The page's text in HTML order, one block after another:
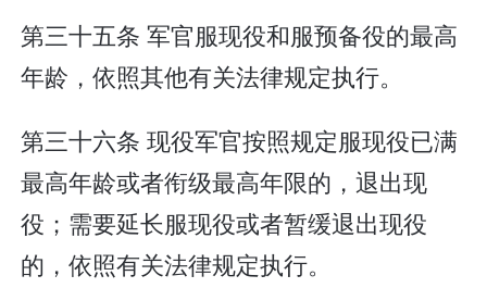
第三十五条 军官服现役和服预备役的最高
年龄，依照其他有关法律规定执行。
第三十六条 现役军官按照规定服现役已满
最高年龄或者衔级最高年限的，退出现
役；需要延长服现役或者暂缓退出现役
的，依照有关法律规定执行。